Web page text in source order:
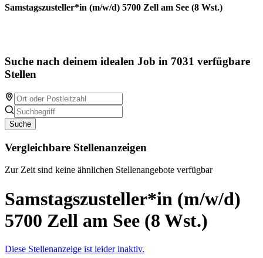
Samstagszusteller*in (m/w/d) 5700 Zell am See (8 Wst.)
Suche nach deinem idealen Job in 7031 verfügbare
Stellen
Suche
Vergleichbare Stellenanzeigen
Zur Zeit sind keine ähnlichen Stellenangebote verfügbar
Samstagszusteller*in (m/w/d)
5700 Zell am See (8 Wst.)
Diese Stellenanzeige ist leider inaktiv.